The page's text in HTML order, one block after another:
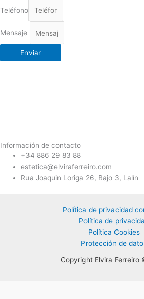
Teléfono
Mensaje
Enviar
Información de contacto
+34 886 29 83 88
estetica@elviraferreiro.com
Rua Joaquin Loriga 26, Bajo 3, Lalín
Política de privacidad
Política de
Política Cookies
Protección de
Copyright Elvira Ferreiro
Para que
podamos
mejorar la
funcionalidad
nuestra web
mejor posible
durante tu
visita. Si
rechaza estas